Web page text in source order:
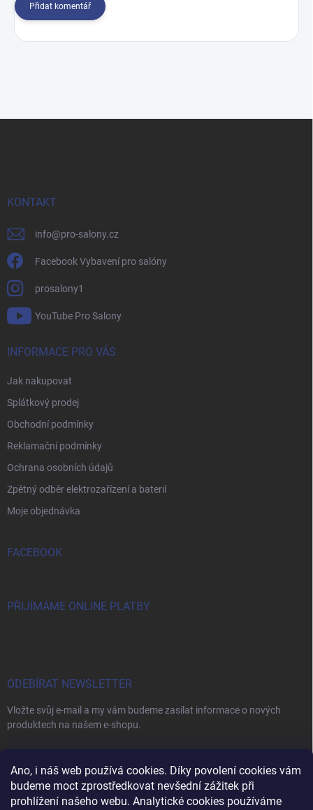
Ano, i náš web používá cookies. Díky povolení cookies vám
budeme moct zprostředkovat nevšední zážitek při
prohlížení našeho webu. Analytické cookies používáme
Přidat komentář
KONTAKT
info@pro-salony.cz
Facebook Vybavení pro salóny
prosalony1
YouTube Pro Salony
INFORMACE PRO VÁS
Jak nakupovat
Splátkový prodej
Obchodní podmínky
Reklamační podmínky
Ochrana osobních údajů
Zpětný odběr elektrozařízení a baterií
Moje objednávka
FACEBOOK
PŘIJÍMÁME ONLINE PLATBY
ODEBÍRAT NEWSLETTER
Vložte svůj e-mail a my vám budeme zasílat informace o nových
produktech na našem e-shopu.
E-MAIL